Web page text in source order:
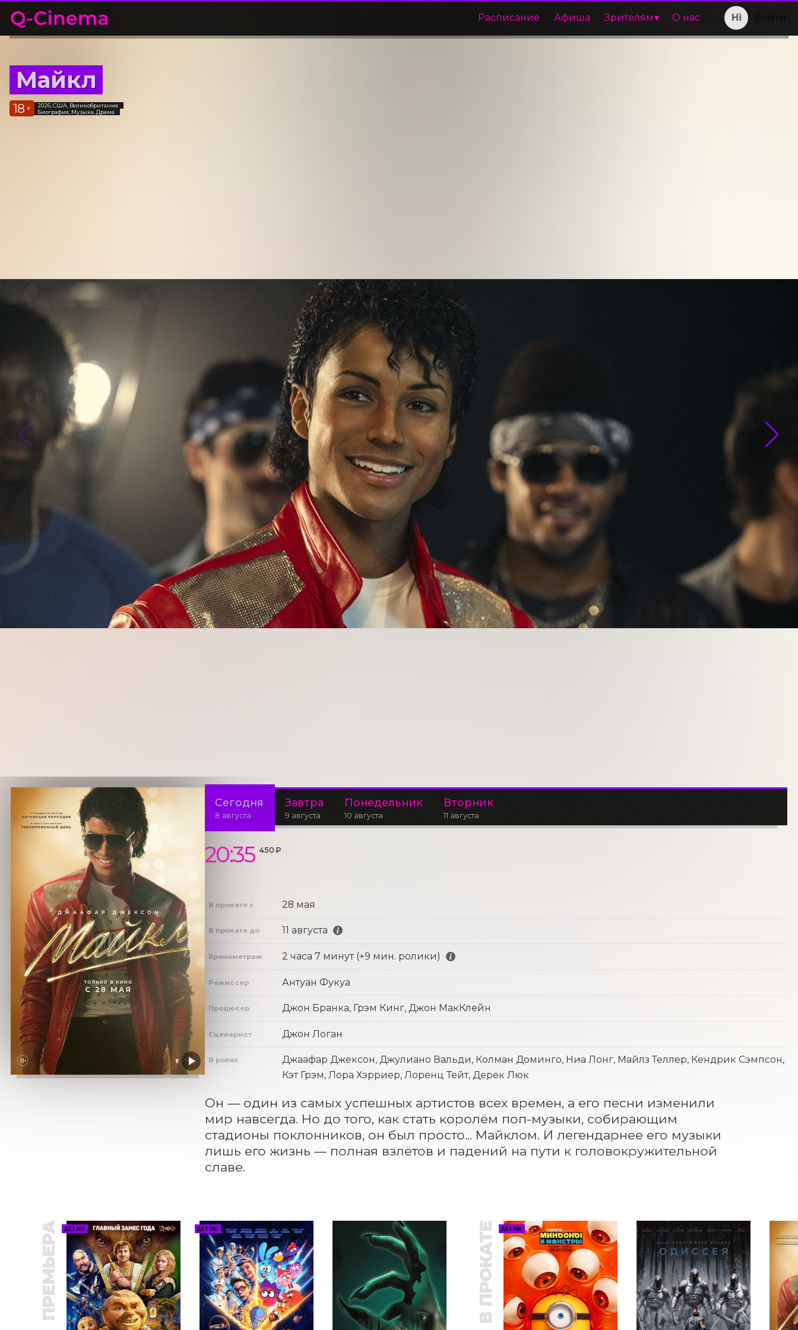
Расписание Афиша Зрителям О нас Войти
Майкл
18 +
2026, США, Великобритания
Биография, Музыка, Драма
Сегодня
8 августа
Завтра
9 августа
Понедельник
10 августа
Вторник
11 августа
20:35 450 ₽
В прокате с 28 мая
В прокате до 11 августа
Хронометраж 2 часа 7 минут (+9 мин. ролики)
Режиссер Антуан Фукуа
Продюсер Джон Бранка, Грэм Кинг, Джон МакКлейн
Сценарист Джон Логан
В ролях
Джаафар Джексон, Джулиано Вальди, Колман Доминго, Ниа Лонг, Майлз Теллер, Кендрик Сэмпсон,
Кэт Грэм, Лора Хэрриер, Лоренц Тейт, Дерек Люк
Он — один из самых успешных артистов всех времен, а его песни изменили
мир навсегда. Но до того, как стать королём поп-музыки, собирающим
стадионы поклонников, он был просто... Майклом. И легендарнее его музыки
лишь его жизнь — полная взлётов и падений на пути к головокружительной
славе.
ПРЕМЬЕРА ДЕТЯМ ДЕТЯМ В ПРОКАТЕ ДЕТЯМ